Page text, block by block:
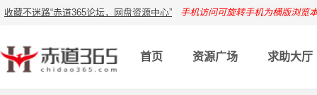
收藏不迷路“赤道365论坛，网盘资源中心” 手机访问可旋转手机为横版浏览
首页 资源广场 求助大厅